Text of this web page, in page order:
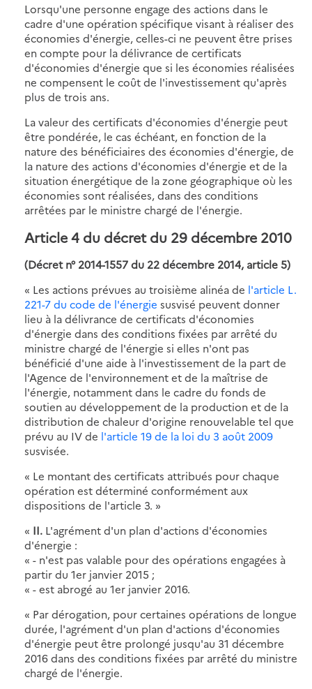
Lorsqu'une personne engage des actions dans le
cadre d'une opération spécifique visant à réaliser des
économies d'énergie, celles-ci ne peuvent être prises
en compte pour la délivrance de certificats
d'économies d'énergie que si les économies réalisées
ne compensent le coût de l'investissement qu'après
plus de trois ans.
La valeur des certificats d'économies d'énergie peut
être pondérée, le cas échéant, en fonction de la
nature des bénéficiaires des économies d'énergie, de
la nature des actions d'économies d'énergie et de la
situation énergétique de la zone géographique où les
économies sont réalisées, dans des conditions
arrêtées par le ministre chargé de l'énergie.
Article 4 du décret du 29 décembre 2010
(Décret n° 2014-1557 du 22 décembre 2014, article 5)
« Les actions prévues au troisième alinéa de l'article L.
221-7 du code de l'énergie susvisé peuvent donner
lieu à la délivrance de certificats d'économies
d'énergie dans des conditions fixées par arrêté du
ministre chargé de l'énergie si elles n'ont pas
bénéficié d'une aide à l'investissement de la part de
l'Agence de l'environnement et de la maîtrise de
l'énergie, notamment dans le cadre du fonds de
soutien au développement de la production et de la
distribution de chaleur d'origine renouvelable tel que
prévu au IV de l'article 19 de la loi du 3 août 2009
susvisée.
« Le montant des certificats attribués pour chaque
opération est déterminé conformément aux
dispositions de l'article 3. »
« II. L'agrément d'un plan d'actions d'économies
d'énergie :
« - n'est pas valable pour des opérations engagées à
partir du 1er janvier 2015 ;
« - est abrogé au 1er janvier 2016.
« Par dérogation, pour certaines opérations de longue
durée, l'agrément d'un plan d'actions d'économies
d'énergie peut être prolongé jusqu'au 31 décembre
2016 dans des conditions fixées par arrêté du ministre
chargé de l'énergie.